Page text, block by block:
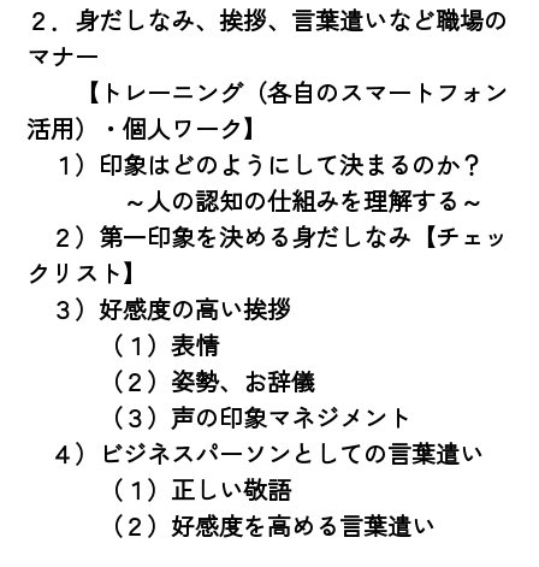
２．身だしなみ、挨拶、言葉遣いなど職場の
マナー
【トレーニング（各自のスマートフォン
活用）・個人ワーク】
１）印象はどのようにして決まるのか？
～人の認知の仕組みを理解する～
２）第一印象を決める身だしなみ【チェッ
クリスト】
３）好感度の高い挨拶
（１）表情
（２）姿勢、お辞儀
（３）声の印象マネジメント
４）ビジネスパーソンとしての言葉遣い
（１）正しい敬語
（２）好感度を高める言葉遣い